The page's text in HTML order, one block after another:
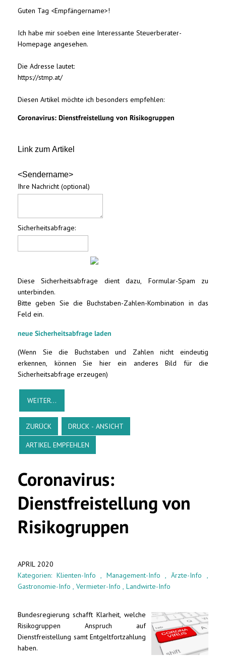
Guten Tag <Empfängername>!
Ich habe mir soeben eine Interessante Steuerberater-
Homepage angesehen.
Die Adresse lautet:
https://stmp.at/
Diesen Artikel möchte ich besonders empfehlen:
Coronavirus: Dienstfreistellung von Risikogruppen
Link zum Artikel
<Sendername>
Ihre Nachricht (optional)
Sicherheitsabfrage:
Diese Sicherheitsabfrage dient dazu, Formular-Spam zu
unterbinden.
Bitte geben Sie die Buchstaben-Zahlen-Kombination in das
Feld ein.
neue Sicherheitsabfrage laden
(Wenn Sie die Buchstaben und Zahlen nicht eindeutig
erkennen, können Sie hier ein anderes Bild für die
Sicherheitsabfrage erzeugen)
ZURÜCK DRUCK - ANSICHT
ARTIKEL EMPFEHLEN
Coronavirus:
Dienstfreistellung von
Risikogruppen
APRIL 2020
Kategorien: Klienten-Info , Management-Info , Ärzte-Info
,
Gastronomie-Info , Vermieter-Info , Landwirte-Info
Bundesregierung schafft Klarheit, welche
Risikogruppen Anspruch auf
Dienstfreistellung samt Entgeltfortzahlung
haben.